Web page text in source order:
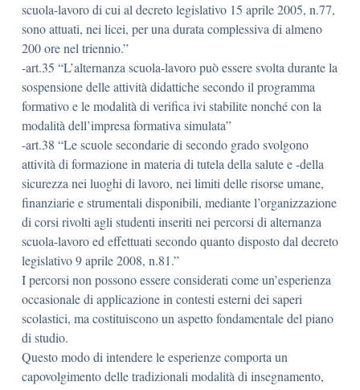
scuola-lavoro di cui al decreto legislativo 15 aprile 2005, n.77,
sono attuati, nei licei, per una durata complessiva di almeno
200 ore nel triennio.”
-art.35 “L’alternanza scuola-lavoro può essere svolta durante la
sospensione delle attività didattiche secondo il programma
formativo e le modalità di verifica ivi stabilite nonché con la
modalità dell’impresa formativa simulata”
-art.38 “Le scuole secondarie di secondo grado svolgono
attività di formazione in materia di tutela della salute e -della
sicurezza nei luoghi di lavoro, nei limiti delle risorse umane,
finanziarie e strumentali disponibili, mediante l’organizzazione
di corsi rivolti agli studenti inseriti nei percorsi di alternanza
scuola-lavoro ed effettuati secondo quanto disposto dal decreto
legislativo 9 aprile 2008, n.81.”
I percorsi non possono essere considerati come un’esperienza
occasionale di applicazione in contesti esterni dei saperi
scolastici, ma costituiscono un aspetto fondamentale del piano
di studio.
Questo modo di intendere le esperienze comporta un
capovolgimento delle tradizionali modalità di insegnamento,